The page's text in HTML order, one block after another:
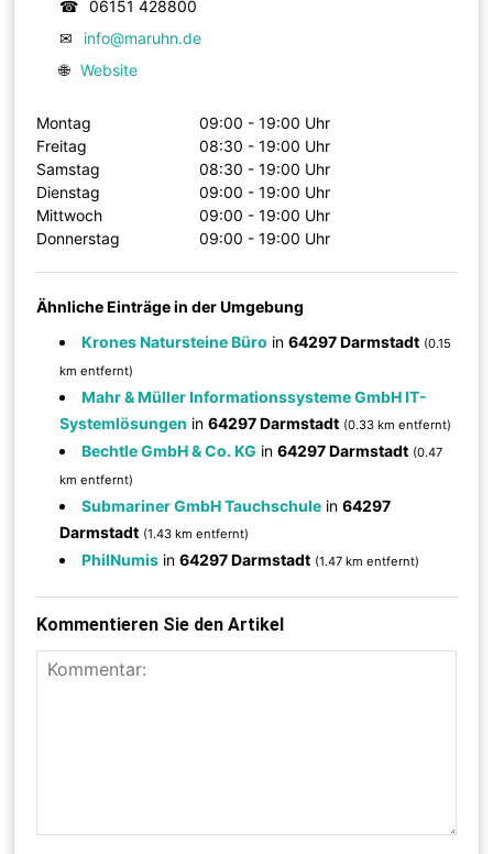
☎
06151 428800
✉
info@maruhn.de
🌐 Website
Montag
09:00 - 19:00 Uhr
Freitag
08:30 - 19:00 Uhr
Samstag
08:30 - 19:00 Uhr
Dienstag
09:00 - 19:00 Uhr
Mittwoch
09:00 - 19:00 Uhr
Donnerstag
09:00 - 19:00 Uhr
Ähnliche Einträge in der Umgebung
Krones Natursteine Büro in64297 Darmstadt (0.15
km entfernt)
Mahr & Müller Informationssysteme GmbH IT-
Systemlösungen in64297 Darmstadt (0.33 km entfernt)
Bechtle GmbH & Co. KG in64297 Darmstadt (0.47
km entfernt)
Submariner GmbH Tauchschule in64297
Darmstadt (1.43 km entfernt)
PhilNumis in64297 Darmstadt (1.47 km entfernt)
Kommentieren Sie den Artikel